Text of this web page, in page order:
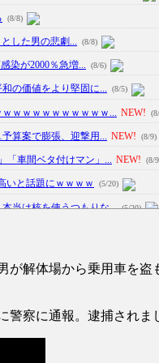
(8/8)
した男の悲劇... (8/8)
染が2000％急増... (8/6)
の価値をより堅固に... (8/5)
ｗｗｗｗｗｗｗｗｗｗ... NEW!
算案で膨張、迎撃用... NEW! (8/9)
「車間ベタ付けマン」... NEW! (8/
いと話題にｗｗｗｗ (5/20)
当は核を使うつもりな... (5/20)
男子学生らの性の...
が解体場から乗用車を
警察に通報。逮捕されま